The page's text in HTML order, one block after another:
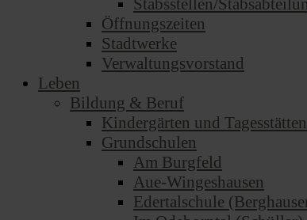
Stabsstellen/
Öffnungszeiten
Stadtwerke
Verwaltungsvorstand
Leben
Bildung & Beruf
Kindergärten und Tagesstätten
Grundschulen
Am Burgfeld
Aue-Wingeshausen
Edertalschule